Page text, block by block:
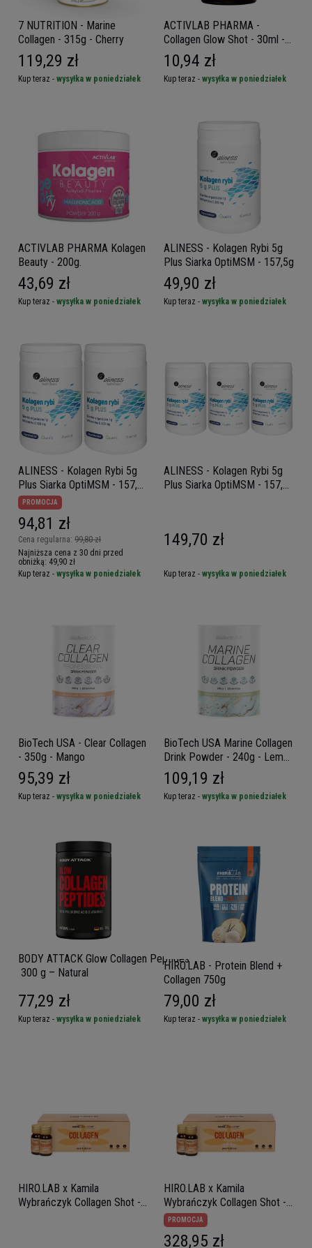
7 NUTRITION - Marine
Collagen - 315g - Cherry
119,29 zł
Kup teraz - wysyłka w poniedziałek
ACTIVLAB PHARMA -
Collagen Glow Shot - 30ml -
Marine
10,94 zł
Kup teraz - wysyłka w poniedziałek
ACTIVLAB PHARMA Kolagen
Beauty - 200g.
43,69 zł
Kup teraz - wysyłka w poniedziałek
ALINESS - Kolagen Rybi 5g
Plus Siarka OptiMSM - 157,5g
49,90 zł
Kup teraz - wysyłka w poniedziałek
ALINESS - Kolagen Rybi 5g
Plus Siarka OptiMSM - 157,5g
x2PROMOCJA
Cena regularna: 99,80 zł
94,81 zł
Najniższa cena z 30 dni przed
obniżką: 49,90 zł
Kup teraz - wysyłka w poniedziałek
ALINESS - Kolagen Rybi 5g
Plus Siarka OptiMSM - 157,5g
149,70 zł
Kup teraz - wysyłka w poniedziałek
BioTech USA - Clear Collagen
- 350g - Mango
95,39 zł
Kup teraz - wysyłka w poniedziałek
BioTech USA Marine Collagen
Drink Powder - 240g - Lemon
Green Tea
109,19 zł
Kup teraz - wysyłka w poniedziałek
BODY ATTACK Glow Collagen Peptides –
300 g – Natural
77,29 zł
Kup teraz - wysyłka w poniedziałek
HIRO.LAB - Protein Blend +
Collagen 750g
79,00 zł
Kup teraz - wysyłka w poniedziałek
HIRO.LAB x Kamila
Wybrańczyk Collagen Shot -
HIRO.LAB x Kamila
Wybrańczyk Collagen Shot -
30x 30ml - Peach
PROMOCJA
328,95 zł